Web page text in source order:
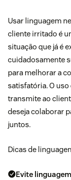
Usar linguagem
cliente irritado é
situação que já é
cuidadosamente
para melhorar a
satisfatória. O
transmite ao
deseja colaborar
juntos.
Dicas de
Evite